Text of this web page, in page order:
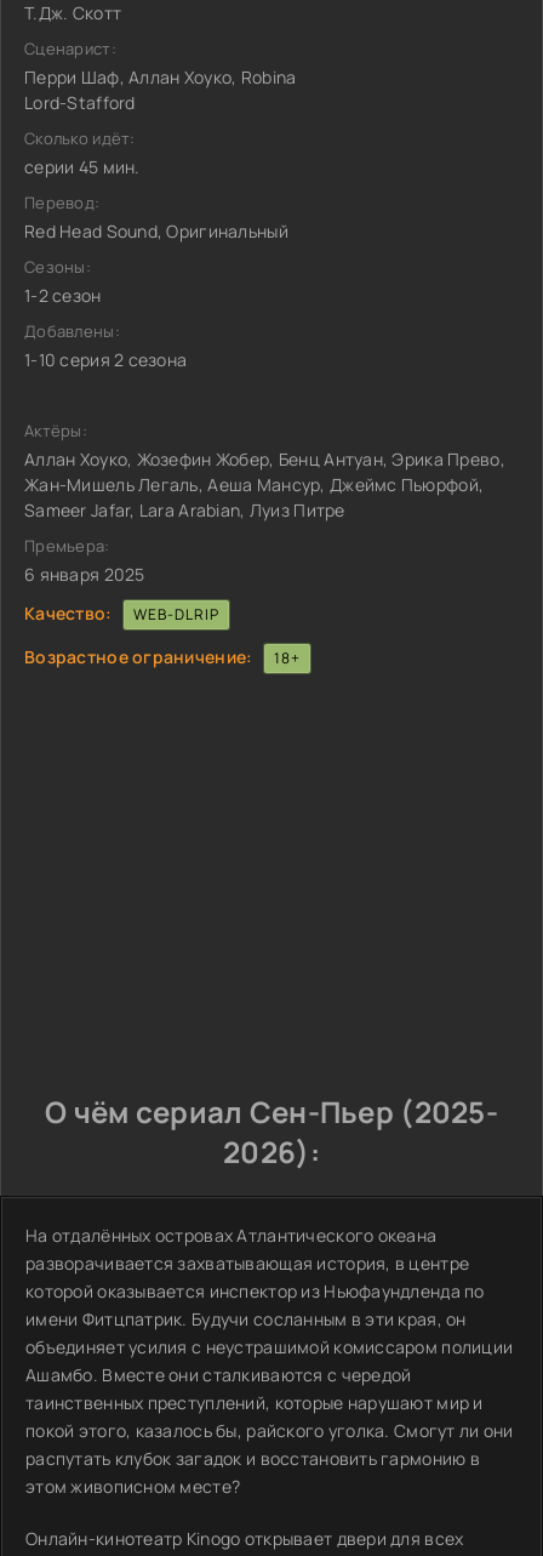
Т.Дж. Скотт
Сценарист:
Перри Шаф, Аллан Хоуко, Robina
Lord-Stafford
Сколько идёт:
серии 45 мин.
Перевод:
Red Head Sound, Оригинальный
Сезоны:
1-2 сезон
Добавлены:
1-10 серия 2 сезона
Актёры:
Аллан Хоуко, Жозефин Жобер, Бенц Антуан, Эрика Прево,
Жан-Мишель Легаль, Аеша Мансур, Джеймс Пьюрфой,
Sameer Jafar, Lara Arabian, Луиз Питре
Премьера:
6 января 2025
Качество:
WEB-DLRIP
Возрастное ограничение: 18+
О чём сериал Сен-Пьер (2025-
2026):
На отдалённых островах Атлантического океана
разворачивается захватывающая история, в центре
которой оказывается инспектор из Ньюфаундленда по
имени Фитцпатрик. Будучи сосланным в эти края, он
объединяет усилия с неустрашимой комиссаром полиции
Ашамбо. Вместе они сталкиваются с чередой
таинственных преступлений, которые нарушают мир и
покой этого, казалось бы, райского уголка. Смогут ли они
распутать клубок загадок и восстановить гармонию в
этом живописном месте?
Онлайн-кинотеатр Kinogo открывает двери для всех